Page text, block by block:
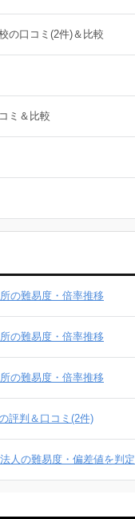
の口コミ(2件)＆比較
ミ＆比較
の難易度・倍率推移
の難易度・倍率推移
の難易度・倍率推移
評判＆口コミ(2件)
人の難易度・偏差値を判定